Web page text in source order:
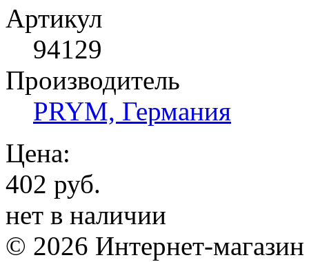
Артикул
94129
Производитель
PRYM, Германия
Цена:
402 руб.
нет в наличии
© 2026 Интернет-